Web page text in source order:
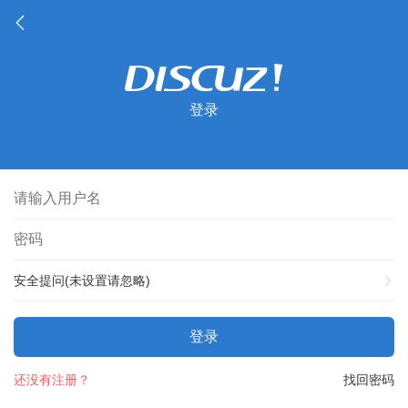
登录
安全提问(未设置请忽略)
登录
找回密码
还没有注册？